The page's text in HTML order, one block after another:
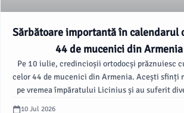
Sărbătoare importantă în calendarul
44 de mucenici
Pe 10 iulie, credincioșii ortodocși prăznuiesc
celor 44 de mucenici din Armenia. Acești
pe vremea împăratului Licinius și au suferit
10 Jul 2026